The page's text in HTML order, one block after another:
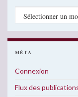
Archives
MÉTA
Connexion
Flux des